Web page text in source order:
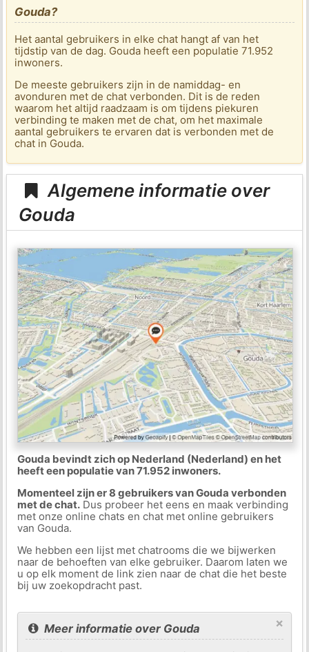
Gouda?
Het aantal gebruikers in elke chat hangt af van het
tijdstip van de dag. Gouda heeft een populatie 71.952
inwoners.
De meeste gebruikers zijn in de namiddag- en
avonduren met de chat verbonden. Dit is de reden
waarom het altijd raadzaam is om tijdens piekuren
verbinding te maken met de chat, om het maximale
aantal gebruikers te ervaren dat is verbonden met de
chat in Gouda.
Algemene informatie over
Gouda
Gouda bevindt zich op Nederland (Nederland) en het
heeft een populatie van 71.952 inwoners.
Momenteel zijn er 8 gebruikers van Gouda verbonden
met de chat.Dus probeer het eens en maak verbinding
met onze online chats en chat met online gebruikers
van Gouda.
We hebben een lijst met chatrooms die we bijwerken
naar de behoeften van elke gebruiker. Daarom laten we
u op elk moment de link zien naar de chat die het beste
bij uw zoekopdracht past.
×
Meer informatie over Gouda